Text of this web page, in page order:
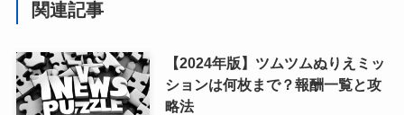
関連記事
【2024年版】ツムツムぬりえミッ
ションは何枚まで？報酬一覧と攻
略法